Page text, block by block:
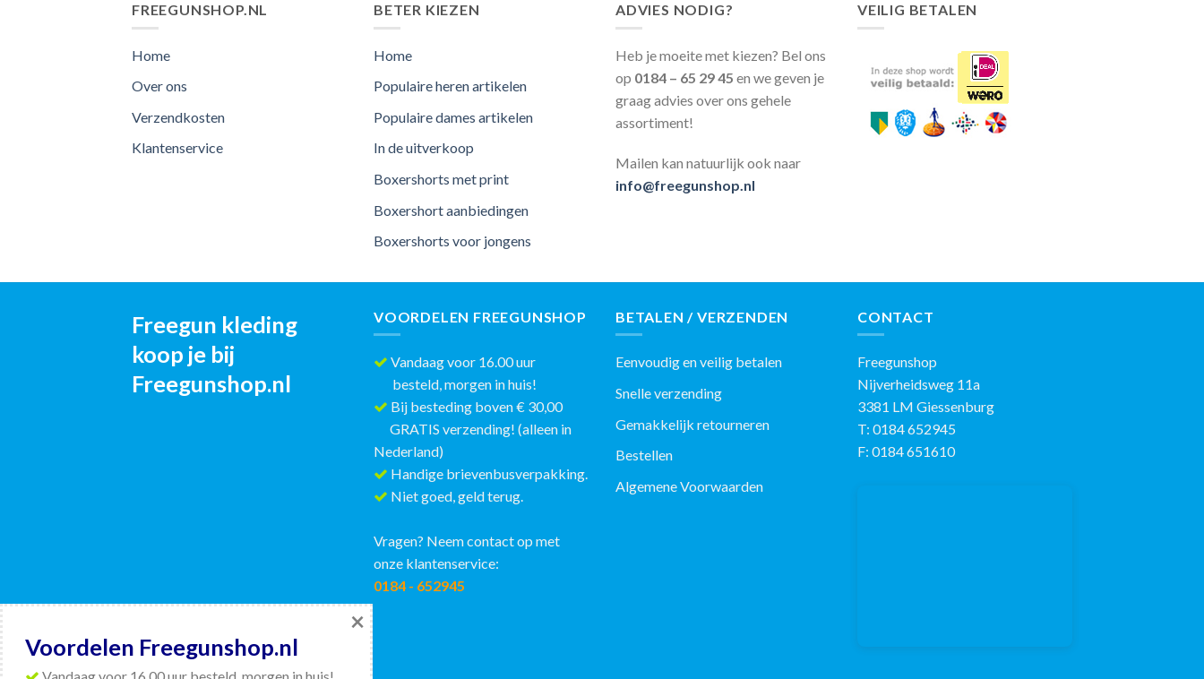
FREEGUNSHOP.NL
Home
Over ons
Verzendkosten
Klantenservice
BETER KIEZEN
Home
Populaire heren artikelen
Populaire dames artikelen
In de uitverkoop
Boxershorts met print
Boxershort aanbiedingen
Boxershorts voor jongens
ADVIES NODIG?
Heb je moeite met kiezen? Bel ons
op 0184 – 65 29 45 en we geven je
graag advies over ons gehele
assortiment!
Mailen kan natuurlijk ook naar
info@freegunshop.nl
VEILIG BETALEN
Freegun kleding
koop je bij
Freegunshop.nl
VOORDELEN FREEGUNSHOP
Vandaag voor 16.00 uur
besteld, morgen in huis!
Bij besteding boven € 30,00
GRATIS verzending! (alleen in
Nederland)
Handige brievenbusverpakking.
Niet goed, geld terug.
Vragen? Neem contact op met
onze klantenservice:
0184 - 652945
BETALEN / VERZENDEN
Eenvoudig en veilig betalen
Snelle verzending
Gemakkelijk retourneren
Bestellen
Algemene Voorwaarden
CONTACT
Freegunshop
Nijverheidsweg 11a
3381 LM Giessenburg
T: 0184 652945
F: 0184 651610
Voordelen Freegunshop.nl
×